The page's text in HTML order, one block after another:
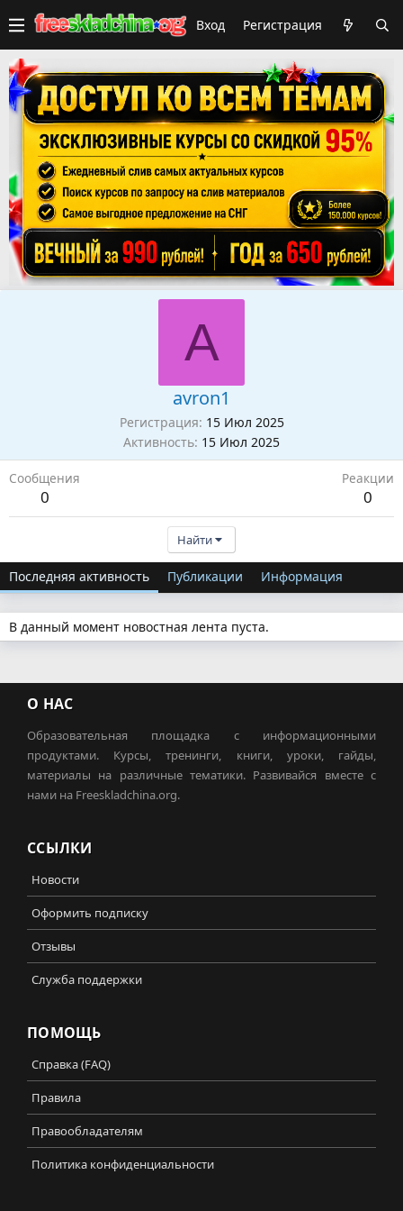
Вход Регистрация
A
avron1
Регистрация 15 Июл 2025
Активность 15 Июл 2025
Сообщения
0
Реакции
0
Найти
Последняя активность Публикации Информация
В данный момент новостная лента пуста.
О НАС
Образовательная площадка с информационными
продуктами. Курсы, тренинги, книги, уроки, гайды,
материалы на различные тематики. Развивайся вместе с
нами на Freeskladchina.org.
ССЫЛКИ
Новости
Оформить подписку
Отзывы
Служба поддержки
ПОМОЩЬ
Справка (FAQ)
Правила
Правообладателям
Политика конфиденциальности